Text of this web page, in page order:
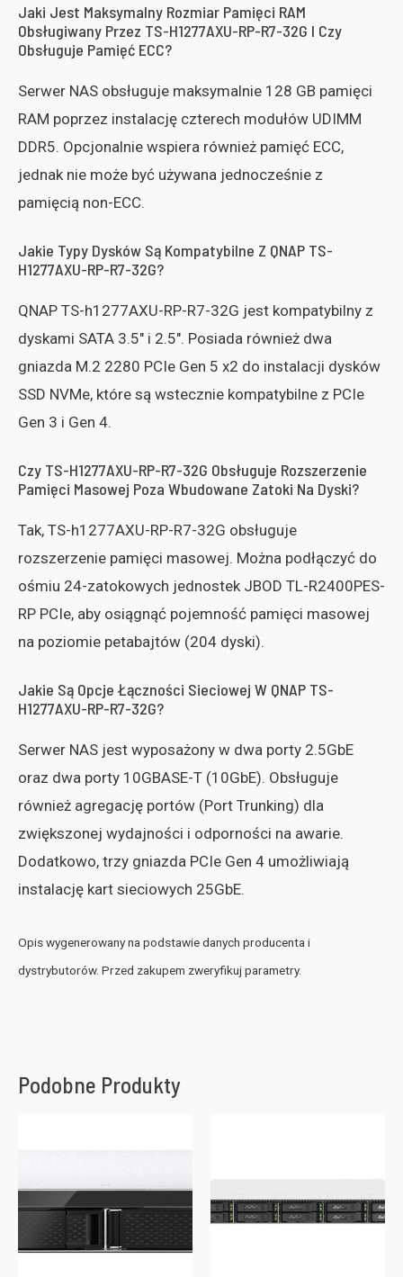
Jaki Jest Maksymalny Rozmiar Pamięci RAM
Obsługiwany Przez TS-H1277AXU-RP-R7-32G I Czy
Obsługuje Pamięć ECC?
Serwer NAS obsługuje maksymalnie 128 GB pamięci
RAM poprzez instalację czterech modułów UDIMM
DDR5. Opcjonalnie wspiera również pamięć ECC,
jednak nie może być używana jednocześnie z
pamięcią non-ECC.
Jakie Typy Dysków Są Kompatybilne Z QNAP TS-
H1277AXU-RP-R7-32G?
QNAP TS-h1277AXU-RP-R7-32G jest kompatybilny z
dyskami SATA 3.5″ i 2.5″. Posiada również dwa
gniazda M.2 2280 PCIe Gen 5 x2 do instalacji dysków
SSD NVMe, które są wstecznie kompatybilne z PCIe
Gen 3 i Gen 4.
Czy TS-H1277AXU-RP-R7-32G Obsługuje Rozszerzenie
Pamięci Masowej Poza Wbudowane Zatoki Na Dyski?
Tak, TS-h1277AXU-RP-R7-32G obsługuje
rozszerzenie pamięci masowej. Można podłączyć do
ośmiu 24-zatokowych jednostek JBOD TL-R2400PES-
RP PCIe, aby osiągnąć pojemność pamięci masowej
na poziomie petabajtów (204 dyski).
Jakie Są Opcje Łączności Sieciowej W QNAP TS-
H1277AXU-RP-R7-32G?
Serwer NAS jest wyposażony w dwa porty 2.5GbE
oraz dwa porty 10GBASE-T (10GbE). Obsługuje
również agregację portów (Port Trunking) dla
zwiększonej wydajności i odporności na awarie.
Dodatkowo, trzy gniazda PCIe Gen 4 umożliwiają
instalację kart sieciowych 25GbE.
Opis wygenerowany na podstawie danych producenta i
dystrybutorów. Przed zakupem zweryfikuj parametry.
Podobne Produkty